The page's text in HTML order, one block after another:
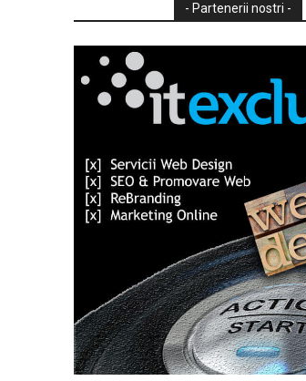
- Partenerii nostri -